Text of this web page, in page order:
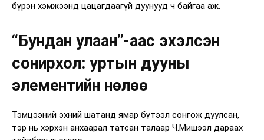
бүрэн хэмжээнд цацагдаагүй дуунууд ч байгаа аж.
“Бундан улаан”-аас эхэлсэн
сонирхол: уртын дууны
элементийн нөлөө
Тэмцээний эхний шатанд ямар бүтээл сонгож дуулсан,
тэр нь хэрхэн анхаарал татсан талаар Ч.Мишээл дараах